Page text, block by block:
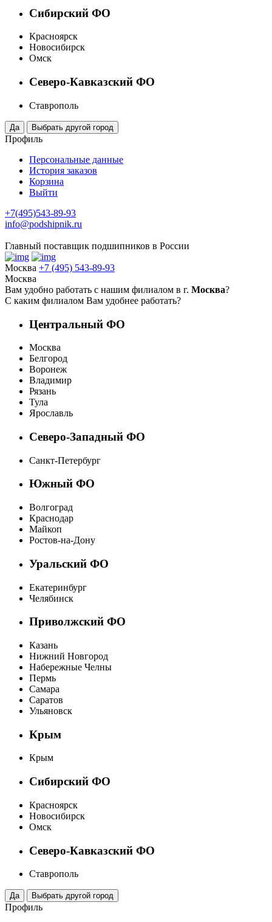
Сибирский ФО
Красноярск
Новосибирск
Омск
Северо-Кавказский ФО
Ставрополь
Профиль
Персональные данные
История заказов
Корзина
Выйти
+7(495)543-89-93
info@podshipnik.ru
Главный поставщик подшипников в России
Москва +7 (495) 543-89-93
Москва
Вам удобно работать с нашим филиалом в г. Москва?
С каким филиалом Вам удобнее работать?
Центральный ФО
Москва
Белгород
Воронеж
Владимир
Рязань
Тула
Ярославль
Северо-Западный ФО
Санкт-Петербург
Южный ФО
Волгоград
Краснодар
Майкоп
Ростов-на-Дону
Уральский ФО
Екатеринбург
Челябинск
Приволжский ФО
Казань
Нижний Новгород
Набережные Челны
Пермь
Самара
Саратов
Ульяновск
Крым
Крым
Сибирский ФО
Красноярск
Новосибирск
Омск
Северо-Кавказский ФО
Ставрополь
Профиль